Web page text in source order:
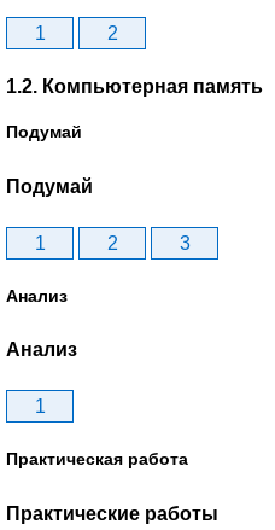
1 2
1.2. Компьютерная память
Подумай
Подумай
1 2 3
Анализ
Анализ
1
Практическая работа
Практические работы